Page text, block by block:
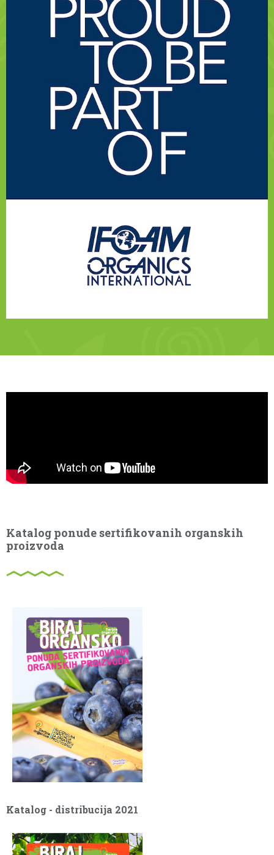
Katalog ponude sertifikovanih organskih
proizvoda